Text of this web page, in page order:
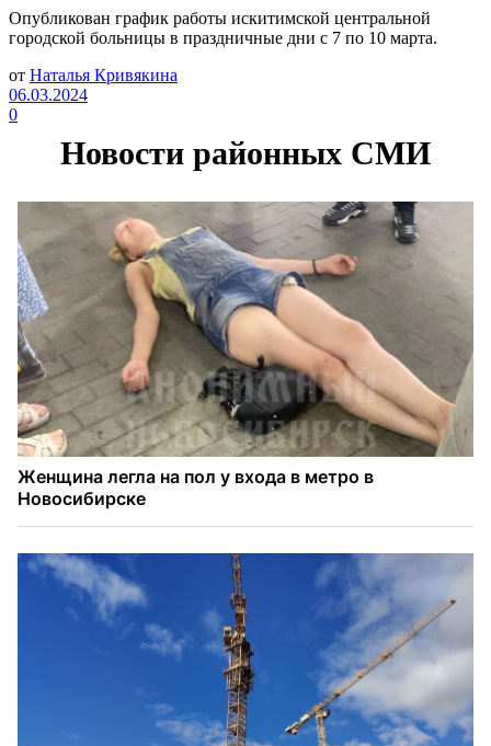
Опубликован график работы искитимской центральной
городской больницы в праздничные дни с 7 по 10 марта.
от Наталья Кривякина
06.03.2024
0